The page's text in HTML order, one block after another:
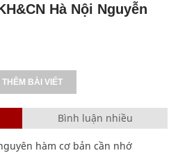
Hà Nội Nguyễn
THÊM BÀI VIẾT
Bình luận nhiều
hàm cơ bản cần nhớ